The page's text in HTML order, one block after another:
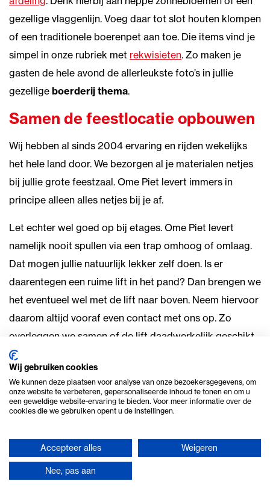
gezellige vlaggenlijn. Voeg daar tot slot houten klompen
of een traditionele boerenpet aan toe. Die items vind je
simpel in onze rubriek met rekwisieten. Zo maken je
gasten de hele avond de allerleukste foto’s in jullie
gezellige boerderij thema.
Samen de feestlocatie opbouwen
Wij hebben al sinds 2004 ervaring en rijden wekelijks
het hele land door. We bezorgen al je materialen netjes
bij jullie grote feestzaal. Ome Piet levert immers in
principe alleen alles netjes bij je af.
Let echter wel goed op bij etages. Ome Piet levert
namelijk nooit spullen via een trap omhoog of omlaag.
Dat mogen jullie natuurlijk lekker zelf doen. Is er
daarentegen een ruime lift in het pand? Dan brengen we
het eventueel wel met de lift naar boven. Neem hiervoor
daarom altijd vooraf even contact met ons op. Zo
overleggen we samen of de lift daadwerkelijk geschikt
is.
Als je wilt, kan Ome Piet je helpen met de opbouw van
grote decors. Vraag hiervoor simpelweg een offerte
voor de opbouwkosten. De fijne styling van het
completeboerderij themamag je vervolgens helemaal
zelf doen.
In zes stappen je feestlocatie
Wij gebruiken cookies
We kunnen deze plaatsen voor analyse van onze bezoekersgegevens, om
onze website te verbeteren, gepersonaliseerde inhoud te tonen en om u
een geweldige website-ervaring te bieden. Voor meer informatie over de
cookies die we gebruiken opent u de instellingen.
Accepteer alles Weigeren
Nee, pas aan